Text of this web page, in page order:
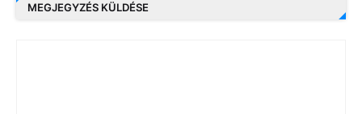
MEGJEGYZÉS KÜLDÉSE